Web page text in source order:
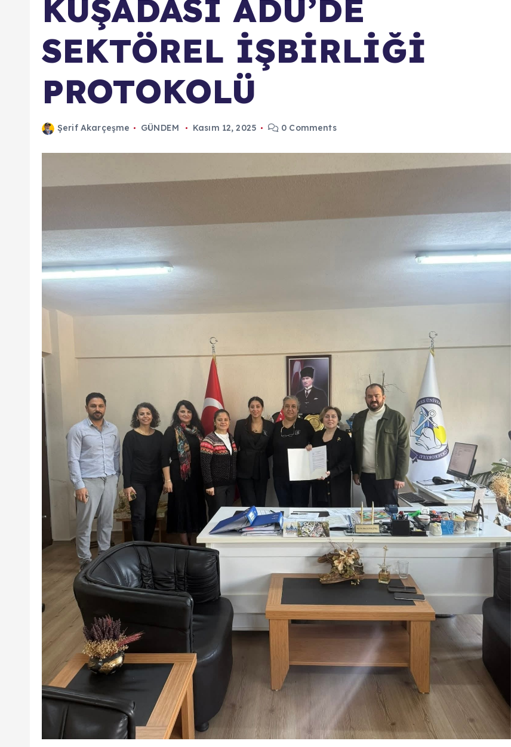
KUŞADASI ADÜ’DE
SEKTÖREL İŞBİRLİĞİ
PROTOKOLÜ
Şerif Akarçeşme GÜNDEM Kasım 12, 2025 0 Comments